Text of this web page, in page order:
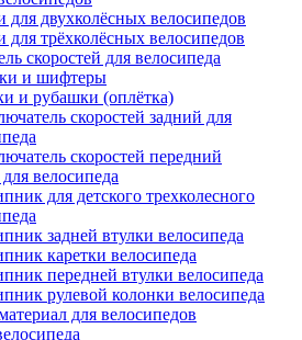
для двухколёсных велосипедов
для трёхколёсных велосипедов
скоростей для велосипеда
и шифтеры
и рубашки (оплётка)
скоростей задний для
скоростей передний
велосипеда
для детского трехколесного
задней втулки велосипеда
каретки велосипеда
передней втулки велосипеда
рулевой колонки велосипеда
для велосипедов